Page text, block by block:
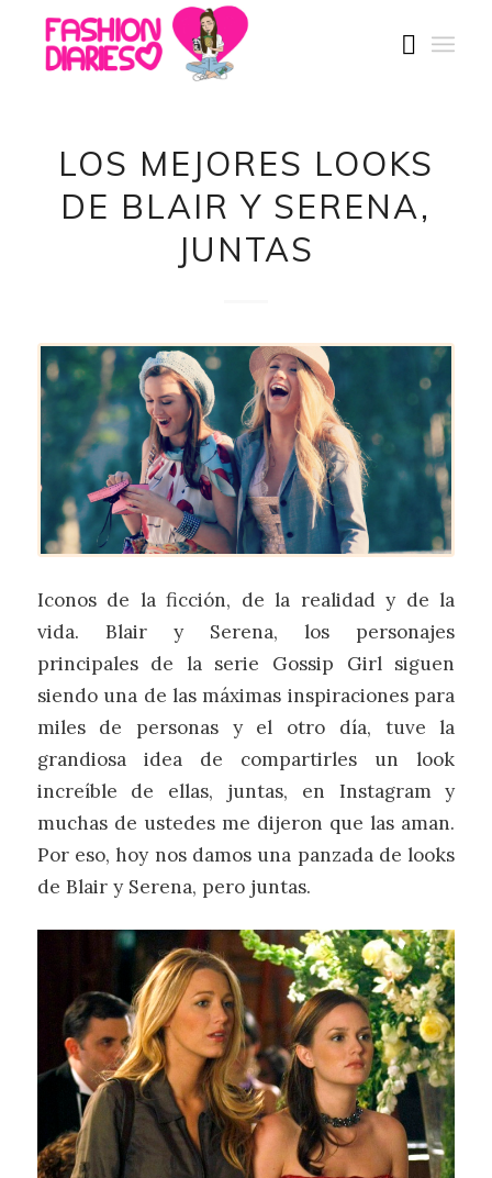
LOS MEJORES LOOKS
DE BLAIR Y SERENA,
JUNTAS
Iconos de la ficción, de la realidad y de la
vida. Blair y Serena, los personajes
principales de la serie Gossip Girl siguen
siendo una de las máximas inspiraciones para
miles de personas y el otro día, tuve la
grandiosa idea de compartirles un look
increíble de ellas, juntas, en Instagram y
muchas de ustedes me dijeron que las aman.
Por eso, hoy nos damos una panzada de looks
de Blair y Serena, pero juntas.